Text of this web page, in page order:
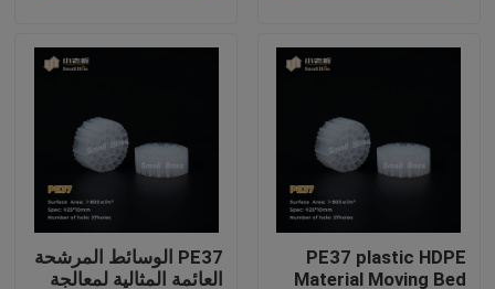
اطلب اقتباس
الوسائط المرشحة MBBR
MBBR بيو ميديا
PE37 plastic HDPE
Material Moving Bed
PE37 الوسائط المرشحة
العائمة المثالية لمعالجة